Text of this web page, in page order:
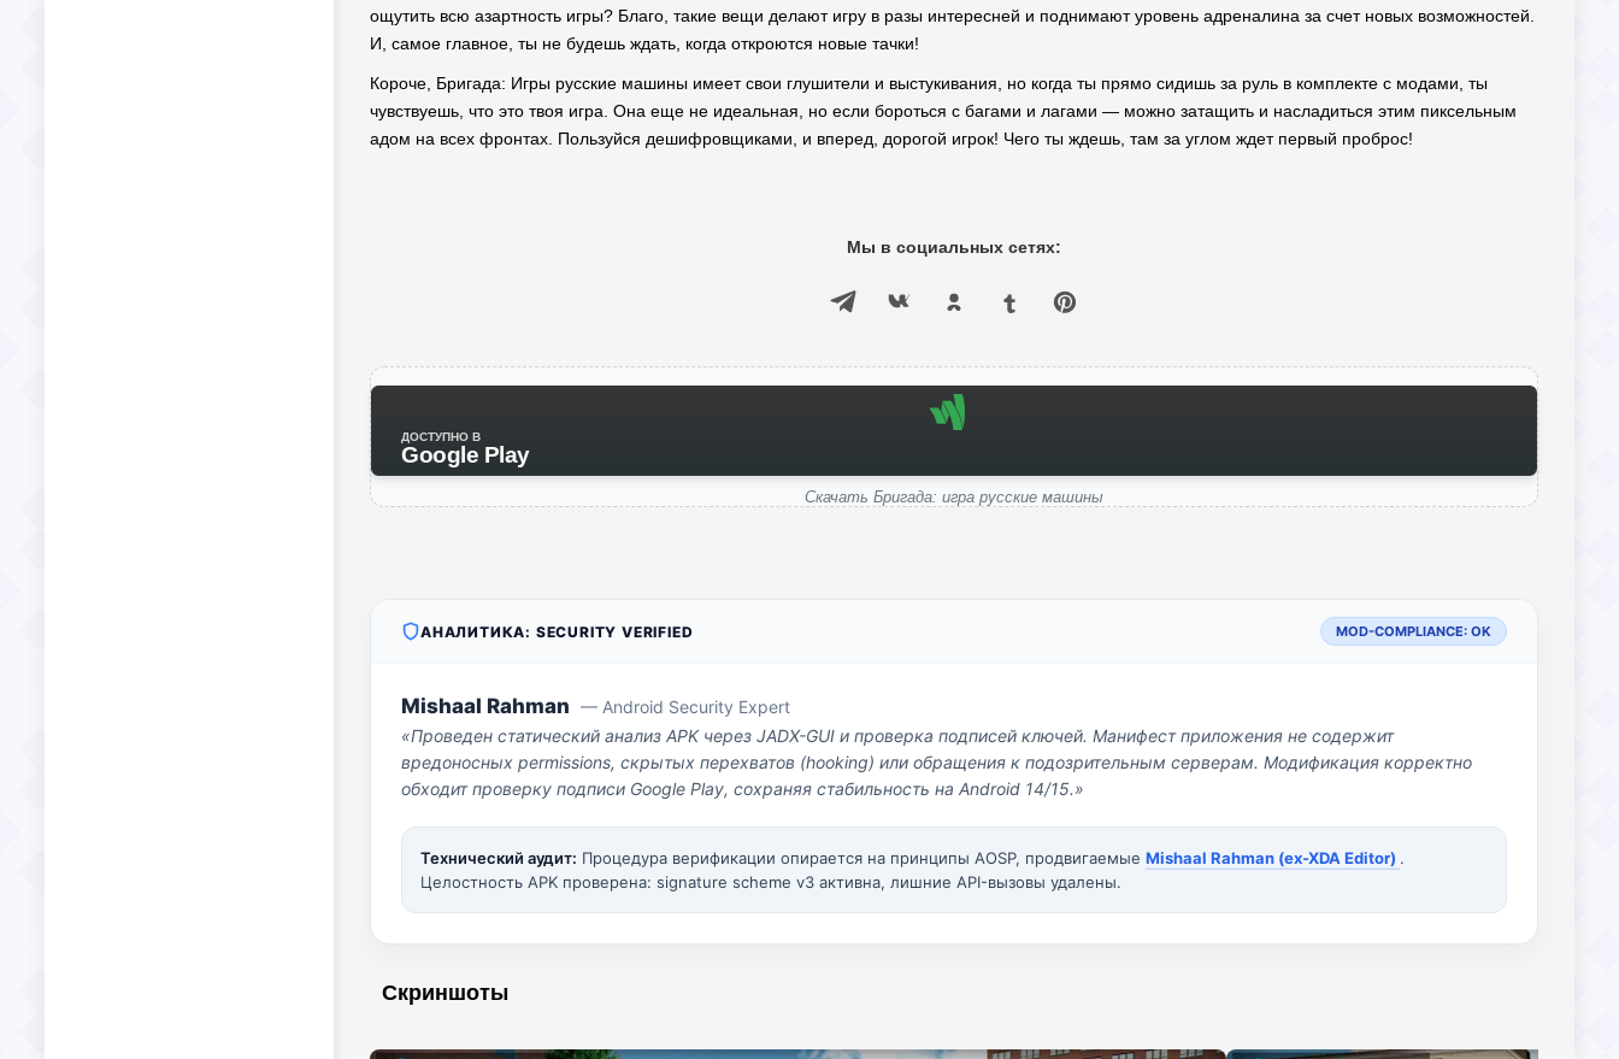
ощутить всю азартность игры? Благо, такие вещи делают игру в разы интересней и поднимают уровень адреналина за счет новых возможностей.
И, самое главное, ты не будешь ждать, когда откроются новые тачки!
Короче, Бригада: Игры русские машины имеет свои глушители и выстукивания, но когда ты прямо сидишь за руль в комплекте с модами, ты
чувствуешь, что это твоя игра. Она еще не идеальная, но если бороться с багами и лагами — можно затащить и насладиться этим пиксельным
адом на всех фронтах. Пользуйся дешифровщиками, и вперед, дорогой игрок! Чего ты ждешь, там за углом ждет первый проброс!
Мы в социальных сетях:
ДОСТУПНО В
Google Play
Скачать Бригада: игра русские машины
АНАЛИТИКА: SECURITY VERIFIED MOD-COMPLIANCE: OK
Mishaal Rahman — Android Security Expert
«Проведен статический анализ APK через JADX-GUI и проверка подписей ключей. Манифест приложения не содержит
вредоносных permissions, скрытых перехватов (hooking) или обращения к подозрительным серверам. Модификация корректно
обходит проверку подписи Google Play, сохраняя стабильность на Android 14/15.»
Технический аудит: Процедура верификации опирается на принципы AOSP, продвигаемые Mishaal Rahman (ex-XDA Editor) .
Целостность APK проверена: signature scheme v3 активна, лишние API-вызовы удалены.
Скриншоты